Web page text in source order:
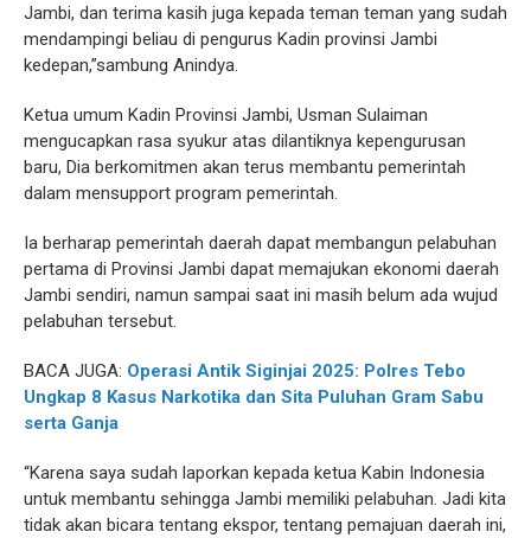
Jambi, dan terima kasih juga kepada teman teman yang sudah
mendampingi beliau di pengurus Kadin provinsi Jambi
kedepan,”sambung Anindya.
Ketua umum Kadin Provinsi Jambi, Usman Sulaiman
mengucapkan rasa syukur atas dilantiknya kepengurusan
baru, Dia berkomitmen akan terus membantu pemerintah
dalam mensupport program pemerintah.
Ia berharap pemerintah daerah dapat membangun pelabuhan
pertama di Provinsi Jambi dapat memajukan ekonomi daerah
Jambi sendiri, namun sampai saat ini masih belum ada wujud
pelabuhan tersebut.
BACA JUGA: Operasi Antik Siginjai 2025: Polres Tebo
Ungkap 8 Kasus Narkotika dan Sita Puluhan Gram Sabu
serta Ganja
“Karena saya sudah laporkan kepada ketua Kabin Indonesia
untuk membantu sehingga Jambi memiliki pelabuhan. Jadi kita
tidak akan bicara tentang ekspor, tentang pemajuan daerah ini,